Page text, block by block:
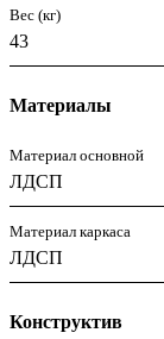
Вес (кг)
43
Материалы
Материал основной
ЛДСП
Материал каркаса
ЛДСП
Конструктив